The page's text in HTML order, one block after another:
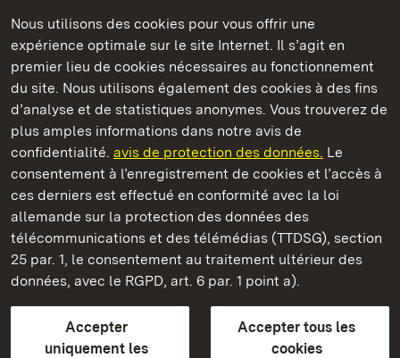
Nous utilisons des cookies pour vous offrir une
expérience optimale sur le site Internet. Il s’agit en
premier lieu de cookies nécessaires au fonctionnement
du site. Nous utilisons également des cookies à des fins
d’analyse et de statistiques anonymes. Vous trouverez de
plus amples informations dans notre avis de
confidentialité. avis de protection des données. Le
consentement à l’enregistrement de cookies et l’accès à
ces derniers est effectué en conformité avec la loi
allemande sur la protection des données des
télécommunications et des télémédias (TTDSG), section
25 par. 1, le consentement au traitement ultérieur des
données, avec le RGPD, art. 6 par. 1 point a).
Accepter
uniquement les
Accepter tous les
cookies
Châteaux et jardins publics du Bade-Wurtemberg
Château résidentiel de Ludwigsburg
Châteaux et jardins publics du Bade-Wurtemberg
Contact et informationsFAQ et réponsesMentions légales
Protection des données
Explications sur l’accessibilité
BITV-konform (geprüfte Seiten)
plus loin